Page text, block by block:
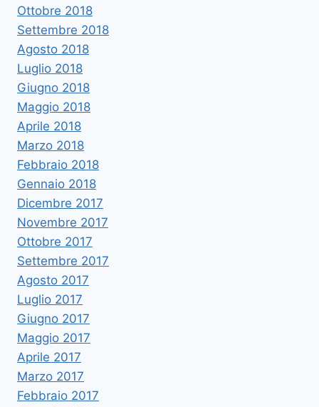
Ottobre 2018
Settembre 2018
Agosto 2018
Luglio 2018
Giugno 2018
Maggio 2018
Aprile 2018
Marzo 2018
Febbraio 2018
Gennaio 2018
Dicembre 2017
Novembre 2017
Ottobre 2017
Settembre 2017
Agosto 2017
Luglio 2017
Giugno 2017
Maggio 2017
Aprile 2017
Marzo 2017
Febbraio 2017